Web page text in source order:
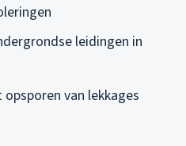
leidingen in
van lekkages